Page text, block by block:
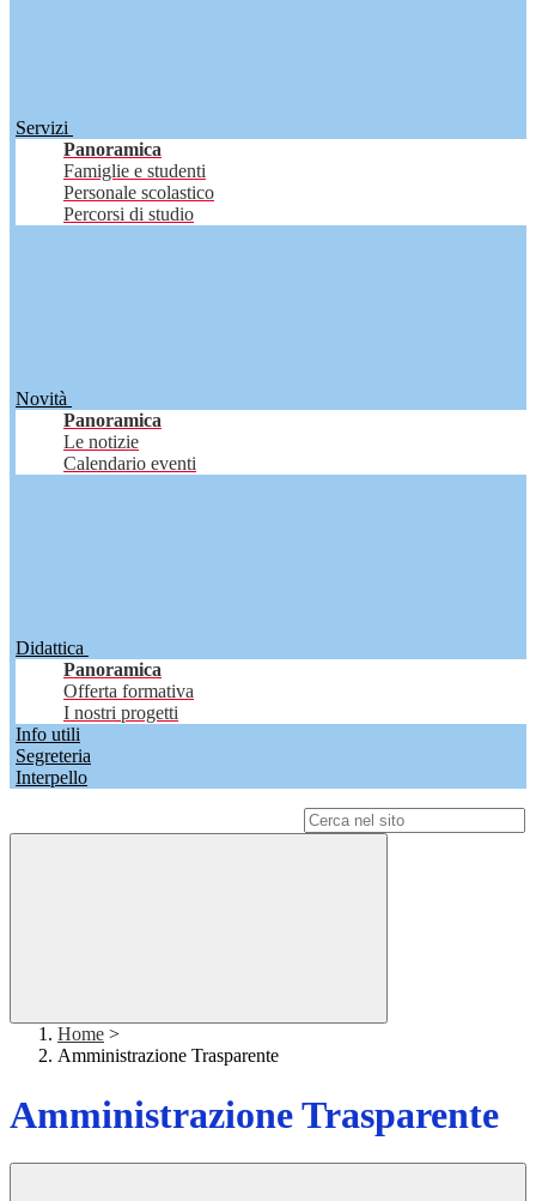
Servizi
Panoramica
Famiglie e studenti
Personale scolastico
Percorsi di studio
Novità
Panoramica
Le notizie
Calendario eventi
Didattica
Panoramica
Offerta formativa
I nostri progetti
Info utili
Segreteria
Interpello
Home >
Amministrazione Trasparente
Amministrazione Trasparente